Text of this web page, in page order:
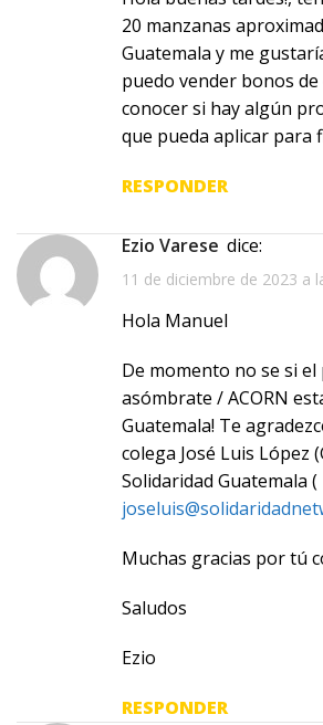
20 manzanas
Guatemala y me
puedo vender bonos de
conocer si hay algún
que pueda aplicar para
RESPONDER
Ezio Varese dice:
11 de diciembre de 2023 a
Hola Manuel
De momento no se si
asómbrate / ACORN
Guatemala! Te
colega José Luis López
Solidaridad Guatemala (
Muchas gracias por tú
Saludos
Ezio
RESPONDER